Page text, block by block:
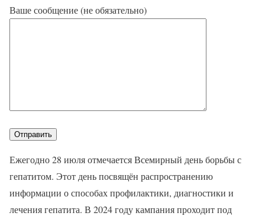
Ваше сообщение (не обязательно)
Ежегодно 28 июля отмечается Всемирный день борьбы с
гепатитом. Этот день посвящён распространению
информации о способах профилактики, диагностики и
лечения гепатита. В 2024 году кампания проходит под